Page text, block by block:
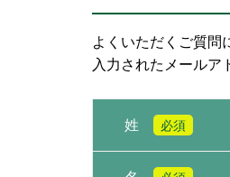
よくいただくご質問
入力されたメールア
姓 必須